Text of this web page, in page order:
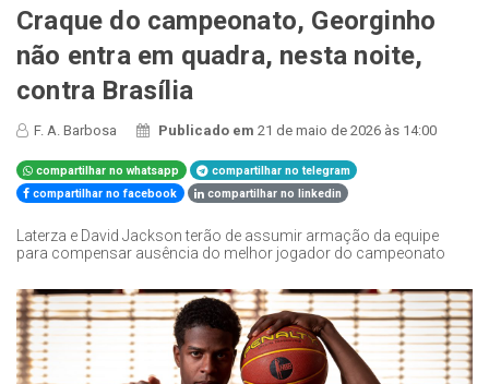
Craque do campeonato, Georginho
não entra em quadra, nesta noite,
contra Brasília
F. A. Barbosa Publicado em21 de maio de 2026 às 14:00
compartilhar no whatsapp
compartilhar no telegram
compartilhar no facebook
compartilhar no linkedin
Laterza e David Jackson terão de assumir armação da equipe
para compensar ausência do melhor jogador do campeonato